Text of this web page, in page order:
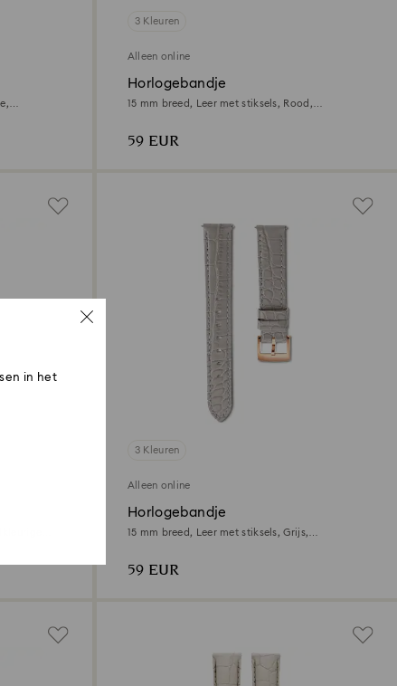
3 Kleuren
Alleen online
Horlogebandje
15 mm breed, Leer met stiksels, Rood,
59 EUR
3 Kleuren
Alleen online
Horlogebandje
15 mm breed, Leer met stiksels, Grijs,
59 EUR
in het